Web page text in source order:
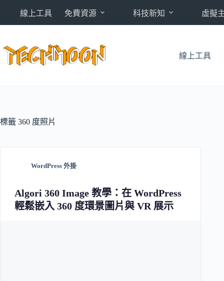
內
線上工具 免費資源 科技新知 虛擬
線上工具
標籤 360 度照片
WordPress 外掛
Algori 360 Image 教學：在 WordPress
輕鬆嵌入 360 度環景圖片與 VR 展示